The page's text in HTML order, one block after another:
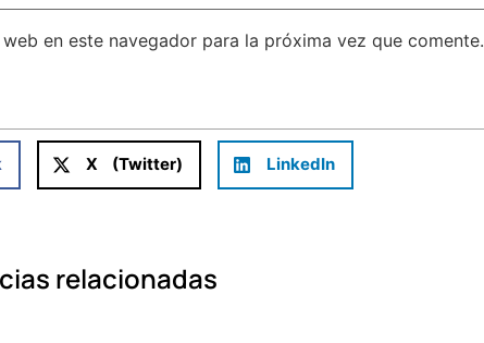
en este navegador para la próxima vez que comente.
X (Twitter) LinkedIn
relacionadas